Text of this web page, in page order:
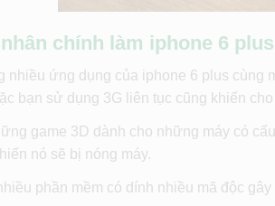
chính làm iphone 6
nhiều ứng dụng của iphone 6 plus
bạn sử dụng 3G liên tục cũng khiến
game 3D dành cho những máy có
nó sẽ bị nóng máy.
phần mềm có dính nhiều mã độc